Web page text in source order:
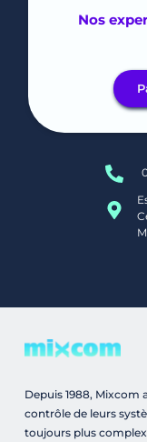
Nos
Depuis 1988, Mixcom
contrôle de leurs
toujours plus